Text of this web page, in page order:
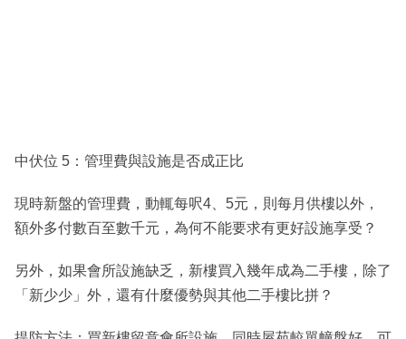
中伏位 5：管理費與設施是否成正比
現時新盤的管理費，動輒每呎4、5元，則每月供樓以外，
額外多付數百至數千元，為何不能要求有更好設施享受？
另外，如果會所設施缺乏，新樓買入幾年成為二手樓，除了
「新少少」外，還有什麼優勢與其他二手樓比拼？